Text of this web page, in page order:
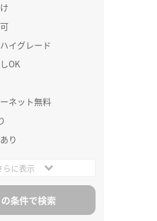
イグレード
OK
ネット無料
り
らに表示